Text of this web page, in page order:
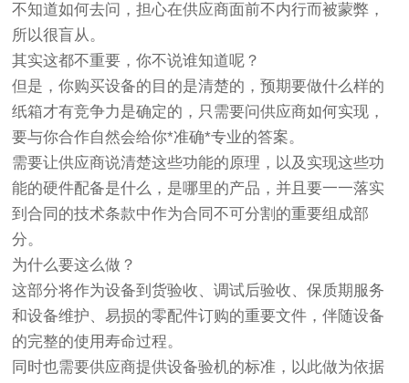
不知道如何去问，担心在供应商面前不内行而被蒙弊，
所以很盲从。
其实这都不重要，你不说谁知道呢？
但是，你购买设备的目的是清楚的，预期要做什么样的
纸箱才有竞争力是确定的，只需要问供应商如何实现，
要与你合作自然会给你*准确*专业的答案。
需要让供应商说清楚这些功能的原理，以及实现这些功
能的硬件配备是什么，是哪里的产品，并且要一一落实
到合同的技术条款中作为合同不可分割的重要组成部
分。
为什么要这么做？
这部分将作为设备到货验收、调试后验收、保质期服务
和设备维护、易损的零配件订购的重要文件，伴随设备
的完整的使用寿命过程。
同时也需要供应商提供设备验机的标准，以此做为依据